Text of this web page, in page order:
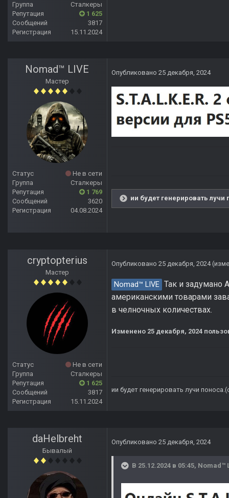
Группа
Сталкеры
Репутация
1 625
Сообщений
3817
Регистрация
15.11.2024
Nomad™ LIVE
Мастер
Статус
Не в сети
Группа
Сталкеры
Репутация
1 769
Сообщений
3620
Регистрация
04.08.2024
Опубликовано 25 декабря, 2024
ии будет генерировать
cryptopterius
Мастер
Статус
Не в сети
Группа
Сталкеры
Репутация
1 625
Сообщений
3817
Регистрация
15.11.2024
Опубликовано 25 декабря, 2024
Nomad™ LIVE Так и задумано
американскими товарами
в челночных количествах.
Изменено 25 декабря, 2024
ии будет генерировать лучи
daHelbreht
Бывалый
Опубликовано 25 декабря, 2024
В 25.12.2024 в 05:45, Nomad™